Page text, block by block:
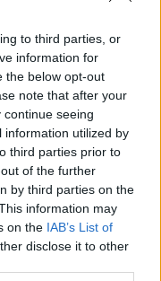
to third parties, or
information for
the below opt-out
note that after your
seeing
information utilized by
third parties prior to
of the further
by third parties on the
information may
on the IAB’s List of
disclose it to other
is kiderült,
sajtós az Egyesült
és több miniszterrel
találkozott Donald
Lago-i rezidenciáján,